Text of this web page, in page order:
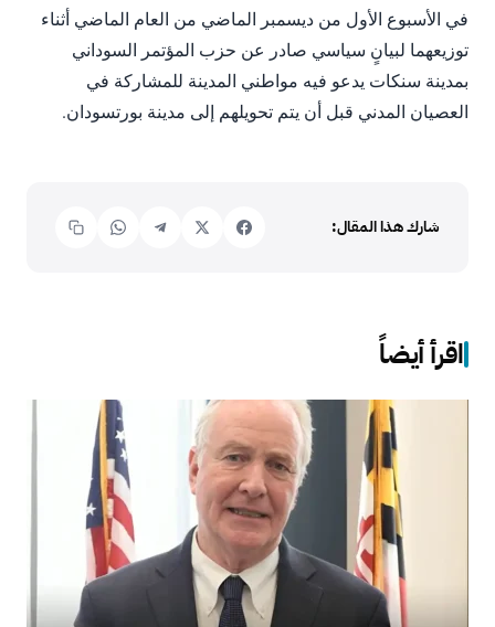
في الأسبوع الأول من ديسمبر الماضي من العام الماضي أثناء
توزيعهما لبيانٍ سياسي صادر عن حزب المؤتمر السوداني
بمدينة سنكات يدعو فيه مواطني المدينة للمشاركة في
العصيان المدني قبل أن يتم تحويلهم إلى مدينة بورتسودان.
شارك هذا المقال:
اقرأ أيضاً